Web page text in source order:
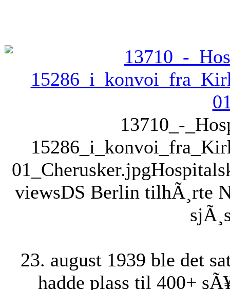
13710_-
01_Cherusker.jpg
viewsDS Berlin tilhÃ¸rte
23. august 1939 ble det
hadde plass til 400+